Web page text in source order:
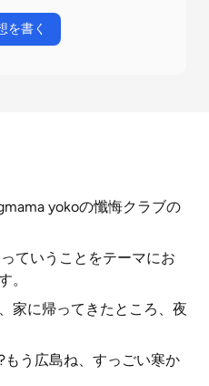
を書く
yokoの懺悔クラブの
ていうことをテーマにお
。
家に帰ってきたところ、夜
う広島ね、すっごい寒か